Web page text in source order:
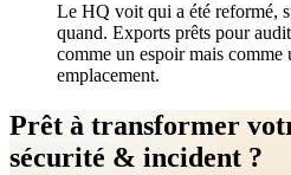
Le HQ voit qui a été reformé,
quand. Exports prêts pour
comme un espoir mais comme
emplacement.
Prêt à transformer
sécurité & incident ?